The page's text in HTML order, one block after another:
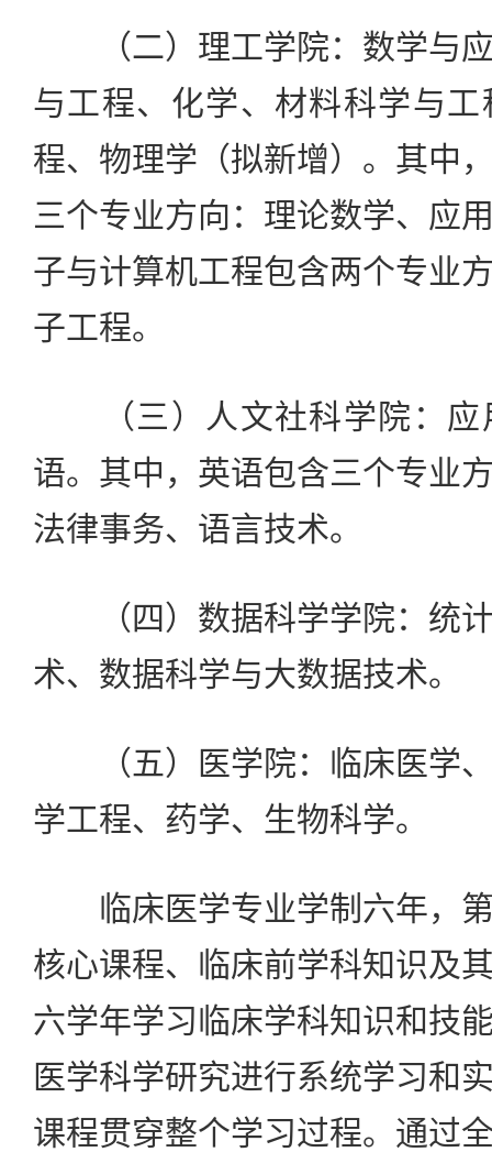
（二）理工学院：数学与应
与工程、化学、材料科学与
程、物理学（拟新增）。其中
三个专业方向：理论数学、应
子与计算机工程包含两个专业
子工程。
（三）人文社科学院：应
语。其中，英语包含三个专业
法律事务、语言技术。
（四）数据科学学院：统计
术、数据科学与大数据技术。
（五）医学院：临床医学、
学工程、药学、生物科学。
临床医学专业学制六年，第
核心课程、临床前学科知识及
六学年学习临床学科知识和技
医学科学研究进行系统学习和
课程贯穿整个学习过程。通过